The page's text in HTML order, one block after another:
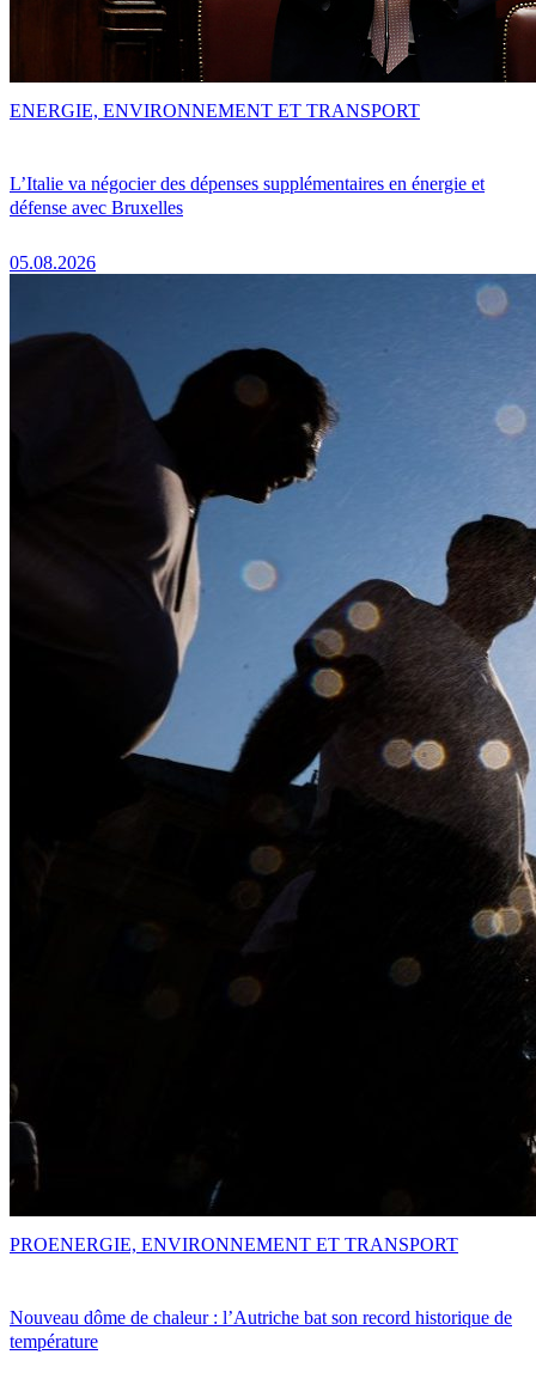
L’Italie va négocier des dépenses supplémentaires en énergie et
défense avec Bruxelles
05.08.2026
ENERGIE, ENVIRONNEMENT ET TRANSPORT
Nouveau dôme de chaleur : l’Autriche bat son record historique de
température
PROENERGIE, ENVIRONNEMENT ET TRANSPORT